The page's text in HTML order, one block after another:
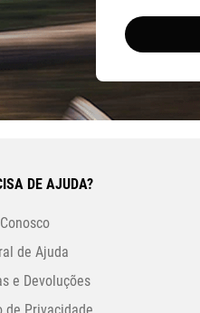
DE AJUDA?
de Ajuda
e Devoluções